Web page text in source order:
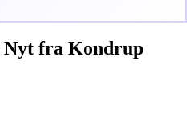
Nyt fra Kondrup